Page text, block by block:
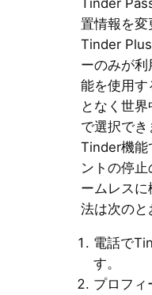
Tinder
置情報を変
Tinder
ーのみが
能を使用す
となく世
で選択で
Tinder機能
ントの停
ームレス
法は次のと
電話で
す。
プロフィ